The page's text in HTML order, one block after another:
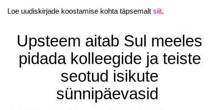
Loe uudiskirjade koostamise kohta täpsemalt siit.
Upsteem aitab Sul meeles
pidada kolleegide ja teiste
seotud isikute
sünnipäevasid